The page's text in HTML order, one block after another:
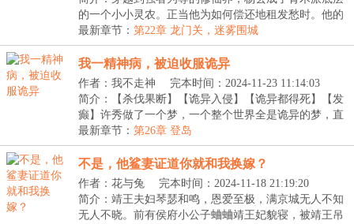
的一个小小灵农。正当他为如何偿还地租发愁时。他的
脑...
最新章节： 第22章 龙门关，迷雾围城
我一精神病，被迫收服诡异
作者：我不走神
完本时间：2024-11-23 11:14:03
简介：【杀伐果断】【诡异入侵】【诡异都得死】【发
癫】许秀做了一个梦，一个整个世界全是诡异的梦，直
到...
最新章节： 第26章 登岛
不是，他鲨妻证道你就和我换嫁？
作者：花与兔
完本时间：2024-11-18 21:19:20
简介：靖王夫妇琴瑟和鸣，恩爱至极，满京城无人不知
无人不晓。前有侯府小公子蛐蛐靖王妃貌寝，被靖王吊